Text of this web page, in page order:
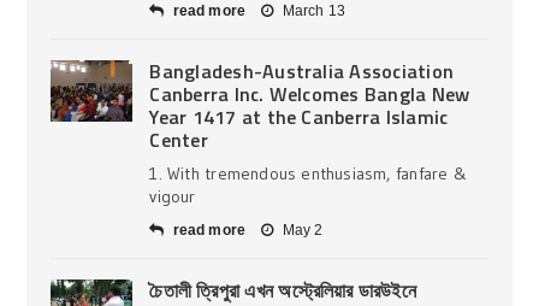
read more March 13
Bangladesh-Australia Association
Canberra Inc. Welcomes Bangla New
Year 1417 at the Canberra Islamic
Center
1. With tremendous enthusiasm, fanfare &
vigour
read more May 2
চৈতালী ত্রিপুরা এখন অস্ট্রেলিয়ার ডারউইনে